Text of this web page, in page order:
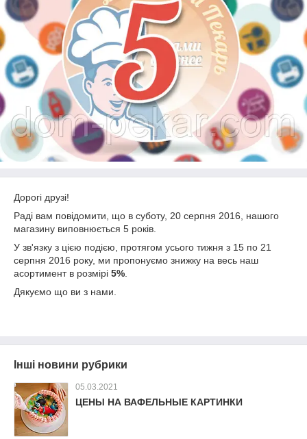
Дорогі друзі!
Раді вам повідомити, що в суботу, 20 серпня 2016, нашого
магазину виповнюється 5 років.
У зв'язку з цією подією, протягом усього тижня з 15 по 21
серпня 2016 року, ми пропонуємо знижку на весь наш
асортимент в розмірі 5%
Дякуємо що ви з нами.
Інші новини рубрики
05.03.2021
ЦЕНЫ НА ВАФЕЛЬНЫЕ КАРТИНКИ